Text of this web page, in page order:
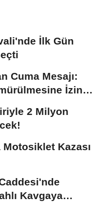
İlk Gün
Cuma Mesajı:
İzin
2 Milyon
Motosiklet Kazası
Kavgaya